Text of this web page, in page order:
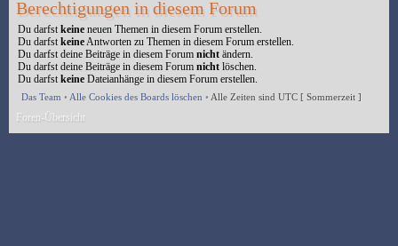
Berechtigungen in diesem Forum
Du darfstkeine neuen Themen in diesem Forum erstellen.
Du darfstkeineAntworten zu Themen in diesem Forum erstellen.
Du darfst deine Beiträge in diesem Forum nicht ändern.
Du darfst deine Beiträge in diesem Forum nicht löschen.
Du darfstkeine Dateianhänge in diesem Forum erstellen.
Das Team • Alle Cookies des Boards löschen • Alle Zeiten sind UTC [ Sommerzeit ]
Foren-Übersicht